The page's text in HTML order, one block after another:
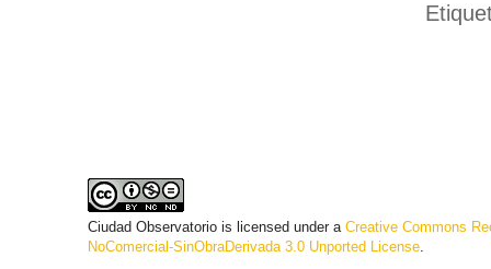
Ciudad Observatorio is licensed under a Creative Commons
NoComercial-SinObraDerivada 3.0 Unported License.